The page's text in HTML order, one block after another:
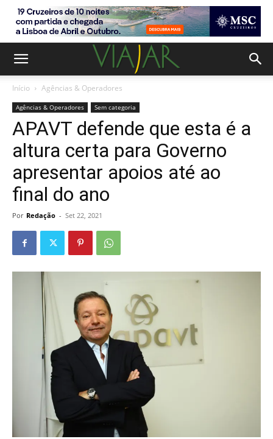
Início Agências & Operadores
Agências & Operadores Sem categoria
APAVT defende que esta é a
altura certa para Governo
apresentar apoios até ao
final do ano
Por Redação - Set 22, 2021